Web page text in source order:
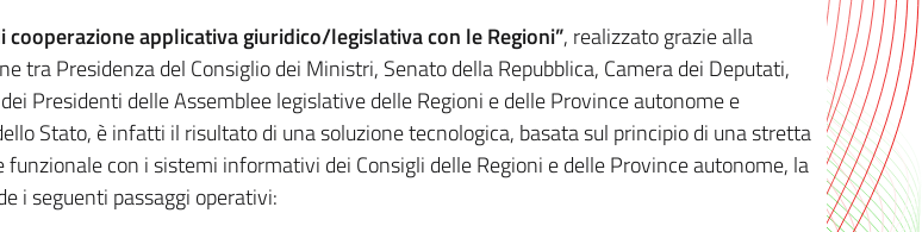
cooperazione applicativa giuridico/legislativa con le Regioni”, realizzato grazie alla
tra Presidenza del Consiglio dei Ministri, Senato della Repubblica, Camera dei Deputati,
Presidenti delle Assemblee legislative delle Regioni e delle Province autonome e
Stato, è infatti il risultato di una soluzione tecnologica, basata sul principio di una stretta
funzionale con i sistemi informativi dei Consigli delle Regioni e delle Province autonome, la
i seguenti passaggi operativi: